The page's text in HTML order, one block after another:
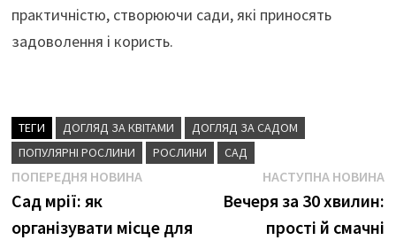
практичністю, створюючи сади, які приносять
задоволення і користь.
ТЕГИ ДОГЛЯД ЗА КВІТАМИ
ДОГЛЯД ЗА САДОМ
ПОПУЛЯРНІ РОСЛИНИ
РОСЛИНИ САД
Навігація
записів
ПОПЕРЕДНЯ НОВИНАПопередня
Сад мрії: як
організувати місце для
НАСТУПНА НОВИНА
Вечеря за 30 хвилин:
прості й смачні